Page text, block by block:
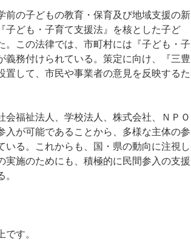
前の子どもの教育・保育及び地域支援の新
子ども・子育て支援法』を核とした子ど
。この法律では、市町村には『子ども・子
義務付けられている。策定に向け、『三豊
置して、市民や事業者の意見を反映するた
会福祉法人、学校法人、株式会社、ＮＰＯ
入が可能であることから、多様な主体の参
いる。これからも、国・県の動向に注視し
実施のためにも、積極的に民間参入の支援
す。